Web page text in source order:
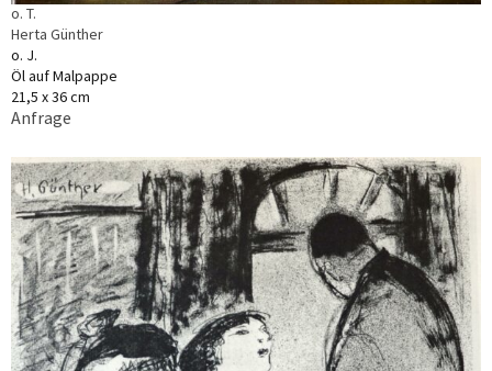
o. T.
Herta Günther
o. J.
Öl auf Malpappe
21,5 x 36 cm
Anfrage